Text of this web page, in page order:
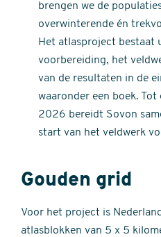
brengen we de
overwinterende én
Het atlasproject bestaat
voorbereiding, het
van de resultaten in de
waaronder een boek.
2026 bereidt Sovon
start van het veldwerk
Gouden grid
Voor het project is
atlasblokken van 5 x 5